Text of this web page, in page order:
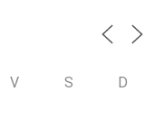
V S D